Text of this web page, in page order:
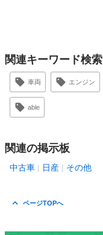
関連キーワード検索
車両 エンジン
able
関連の掲示板
中古車 日産 その他
ページTOPへ